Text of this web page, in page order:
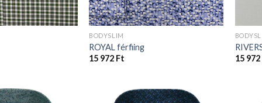
BODYSLIM
ROYAL férfiing
15 972 Ft
15 972